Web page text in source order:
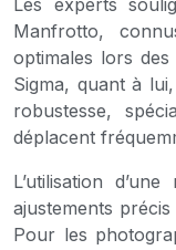
Manfrotto,
optimales lors
Sigma, quant à
robustesse,
déplacent
L’utilisation
ajustements
Pour les